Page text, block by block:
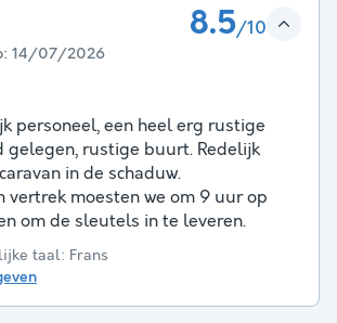
8.5/10
14/07/2026
personeel, een heel erg rustige
gelegen, rustige buurt. Redelijk
in de schaduw.
vertrek moesten we om 9 uur op
om de sleutels in te leveren.
taal: Frans